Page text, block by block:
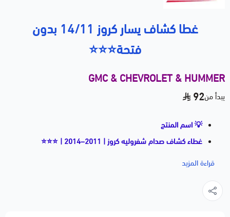
غطا كشاف يسار كروز 14/11 بدون
فتحة⭐⭐⭐
GMC & CHEVROLET & HUMMER
يبدأ من92
💡 اسم المنتج
غطاء كشاف صدام شفروليه كروز | 2011–2014 | ⭐⭐⭐
📝 وصف مختصرقراءة المزيد